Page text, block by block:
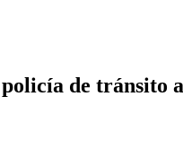
de tránsito